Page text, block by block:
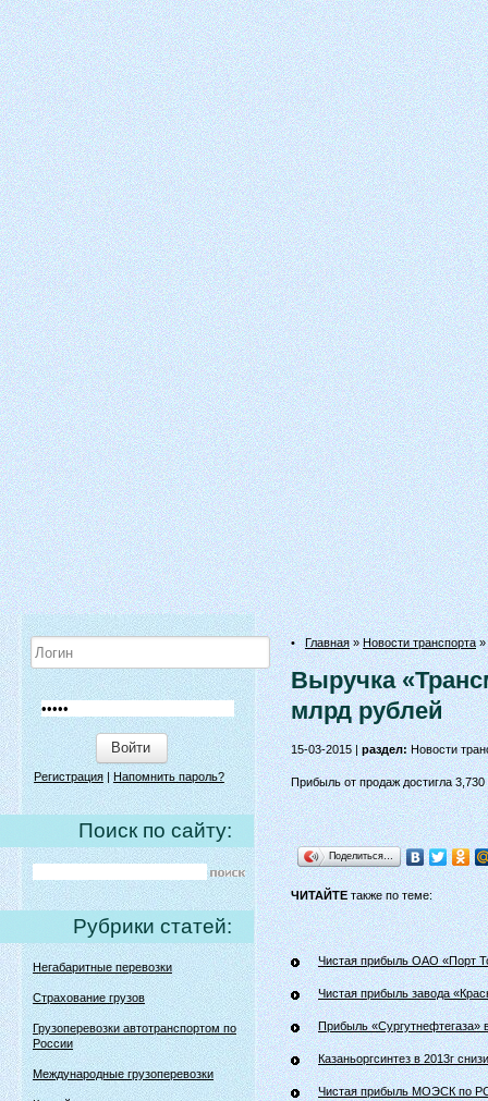
Войти
Регистрация|Напомнить пароль?
Поиск по сайту:
Рубрики статей:
Негабаритные перевозки
Страхование грузов
Грузоперевозки автотранспортом по
России
Международные грузоперевозки
•Главная»Новости транспорта»
Выручка
млрд рублей
15-03-2015 |раздел:Новости
Прибыль от продаж достигла
Поделиться…
ЧИТАЙТЕтакже по теме:
Чистая прибыль ОАО «Порт
Чистая прибыль завода
Прибыль «Сургутнефтегаза»
Казаньоргсинтез в 2013г
Чистая прибыль МОЭСК по